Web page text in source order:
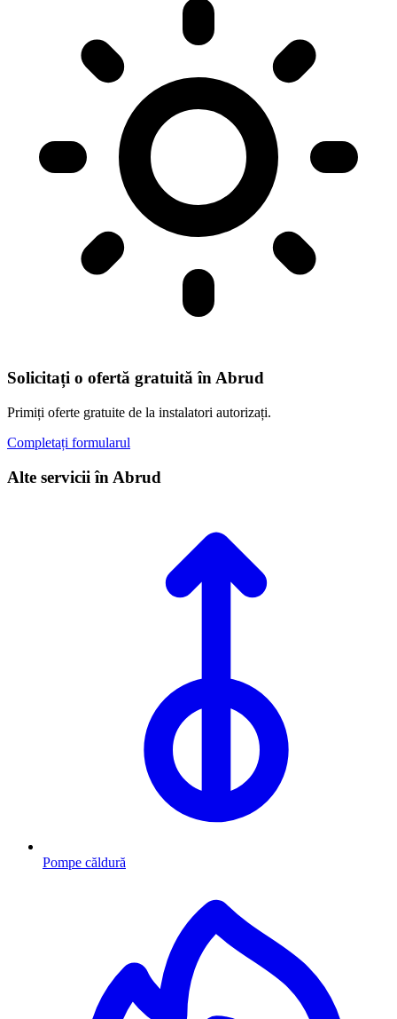
Solicitați o ofertă gratuită în Abrud
Primiți oferte gratuite de la instalatori autorizați.
Completați formularul
Alte servicii în Abrud
Pompe căldură